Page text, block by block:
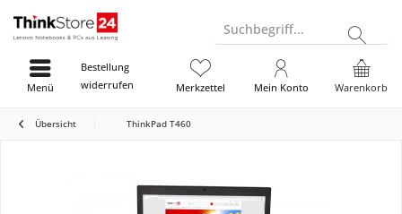
Suchbegriff...
Bestellung
widerrufen
Warenkorb
Merkzettel Mein Konto
Menü
Übersicht ThinkPad T460